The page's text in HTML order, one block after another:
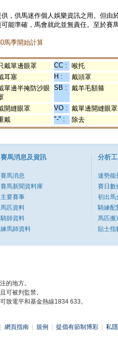
，供馬迷作個人娛樂資訊之用。但
能準確，馬會就此並無責任。至於賽
馬季開始計算
戴單邊眼罩 CC :
喉托
耳塞 H :
戴頭罩
單邊半掩防沙眼 SB : 戴羊毛額箍
開縫眼罩 VO : 戴單邊開縫眼罩
戴 "-" : 除去
賽馬消息及資訊
賽馬消息
賽馬新聞資料庫
主要賽事
馬匹資料
騎師資料
練馬師資料
分析
速勢能
賽日數
初出馬
騎練配
馬匹搬
貼士指
的地方。
可被判監禁。
致電平和基金熱線1834 633。
網頁指南 規例 提倡有節制博彩 私